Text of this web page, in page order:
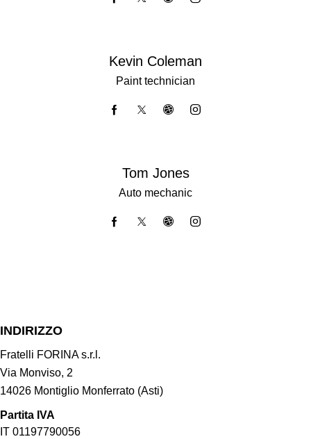
Kevin Coleman
Paint technician
Tom Jones
Auto mechanic
INDIRIZZO
Fratelli FORINA s.r.l.
Via Monviso, 2
14026 Montiglio Monferrato (Asti)
Partita IVA
IT 01197790056